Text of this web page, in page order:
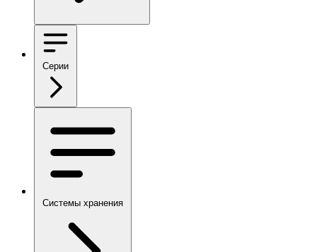
Серии
Системы хранения